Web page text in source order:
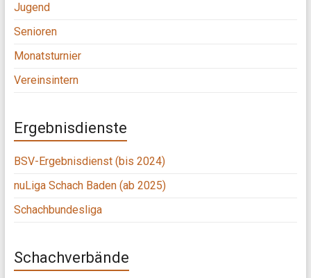
Jugend
Senioren
Monatsturnier
Vereinsintern
Ergebnisdienste
BSV-Ergebnisdienst (bis 2024)
nuLiga Schach Baden (ab 2025)
Schachbundesliga
Schachverbände